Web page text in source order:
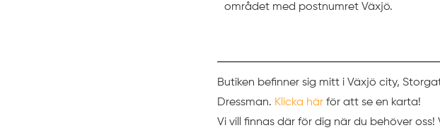
området med postnumret Växjö.
Butiken befinner sig mitt i Växjö city,
Dressman. Klicka här för att se en karta!
Vi vill finnas där för dig när du behöver